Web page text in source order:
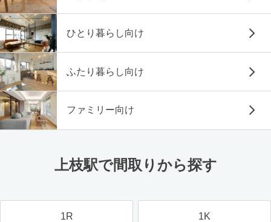
ひとり暮らし向け
ふたり暮らし向け
ファミリー向け
上枝駅で間取りから探す
1R 1K